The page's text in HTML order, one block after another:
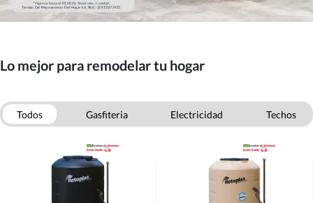
Lo mejor para remodelar tu hogar
Todos Gasfiteria Electricidad
Techos